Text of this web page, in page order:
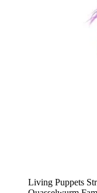
Living Puppets